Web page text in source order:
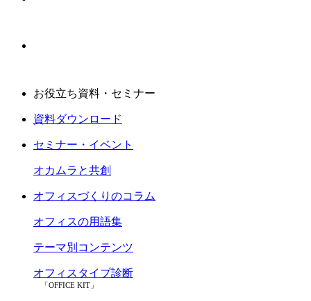
お役立ち資料・セミナー
資料ダウンロード
セミナー・イベント
オカムラと共創
オフィスづくりのコラム
オフィスの用語集
テーマ別コンテンツ
オフィスタイプ診断
「OFFICE KIT」